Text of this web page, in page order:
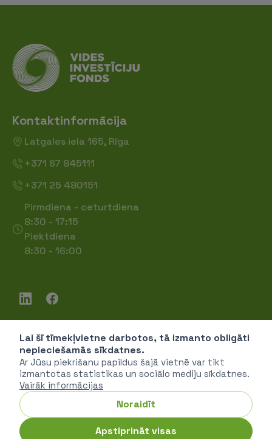
Lai šī tīmekļvietne darbotos, tā izmanto obligāti
nepieciešamās sīkdatnes.
Ar Jūsu piekrišanu papildus šajā vietnē var tikt
izmantotas statistikas un sociālo mediju sīkdatnes.
Vairāk informācijas
Noraidīt
Apstiprināt visas
Kontaktinformācija
Latgales iela 165, Rīga
+371 67 845111
+371 25 480151
Pirmdiena - ceturtdiena
8:30 - 17:15
Piektdiena
8:30 - 16:00
Piekļūstamība
Privātuma politika
SIA "Vides investīciju fonds" © 2026